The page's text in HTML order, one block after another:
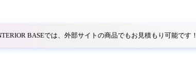
BASEでは、外部サイトの商品でもお見積もり可能です！